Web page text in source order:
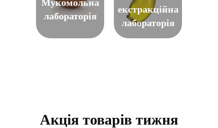
Мукомольна
лабораторія
екстракційна
лабораторія
Акція товарів тижня